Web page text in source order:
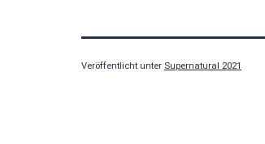
Veröffentlicht unter Supernatural 2021